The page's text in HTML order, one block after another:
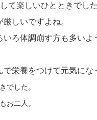
て楽しいひとときでした
しいですよね。
ろ体調崩す方も多いよ
栄養をつけて元気にな
でした。
お二人。